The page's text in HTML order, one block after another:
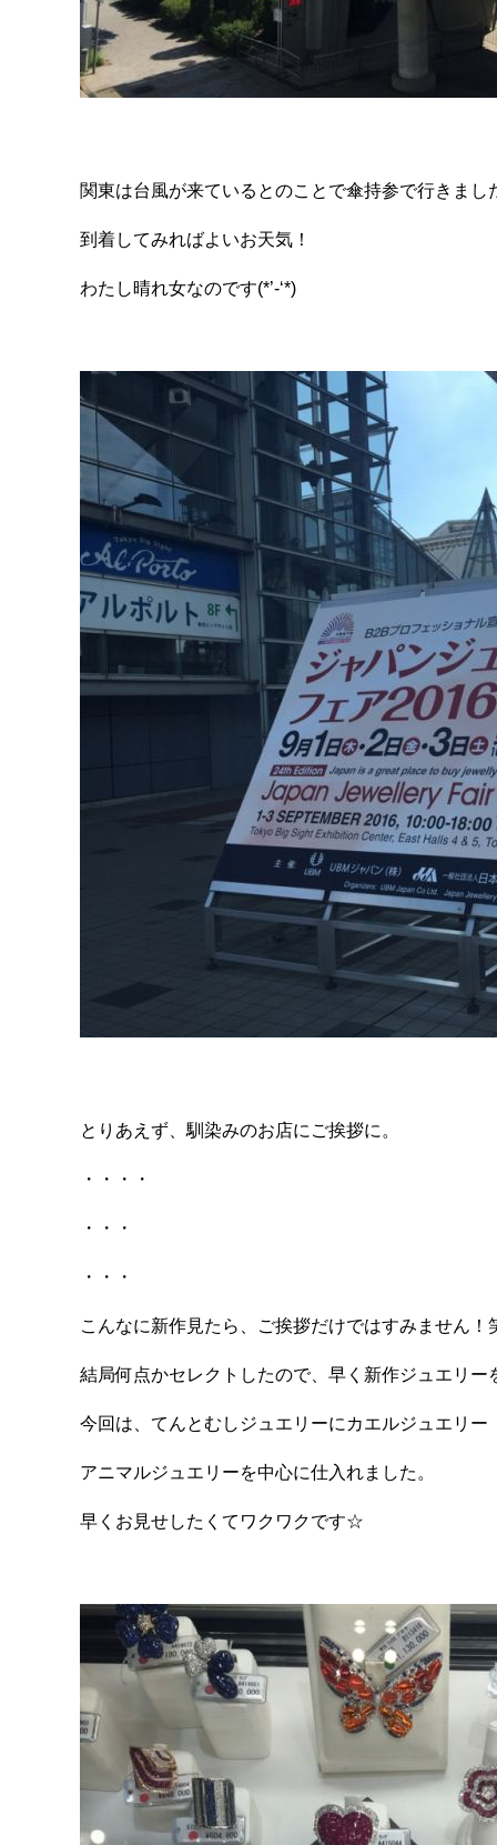
関東は台風が来ているとのことで傘持参で行きまし
到着してみればよいお天気！
わたし晴れ女なのです(*’-‘*)
とりあえず、馴染みのお店にご挨拶に。
・・・・
・・・
・・・
こんなに新作見たら、ご挨拶だけではすみません！
結局何点かセレクトしたので、早く新作ジュエリー
今回は、てんとむしジュエリーにカエルジュエリー
アニマルジュエリーを中心に仕入れました。
早くお見せしたくてワクワクです☆